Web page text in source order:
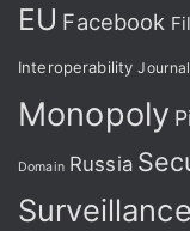
EU Facebook
Interoperability
Monopoly
Domain Russia
Surveillance